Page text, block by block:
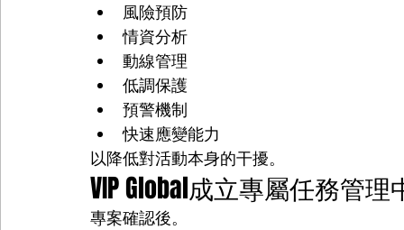
風險預防
情資分析
動線管理
低調保護
預警機制
快速應變能力
以降低對活動本身的干擾。
VIP Global成立專屬任務管理
專案確認後。